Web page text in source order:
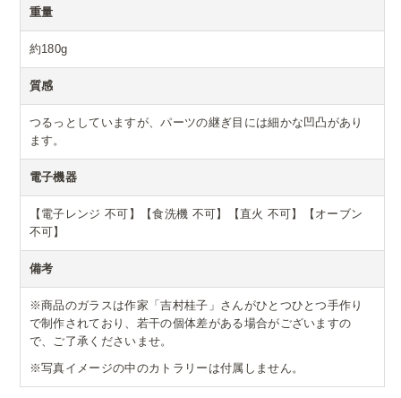
重量
約180g
質感
つるっとしていますが、パーツの継ぎ目には細かな凹凸があり
ます。
電子機器
【電子レンジ 不可】【食洗機 不可】【直火 不可】【オーブン
不可】
備考
※商品のガラスは作家「吉村桂子」さんがひとつひとつ手作り
で制作されており、若干の個体差がある場合がございますの
で、ご了承くださいませ。
※写真イメージの中のカトラリーは付属しません。